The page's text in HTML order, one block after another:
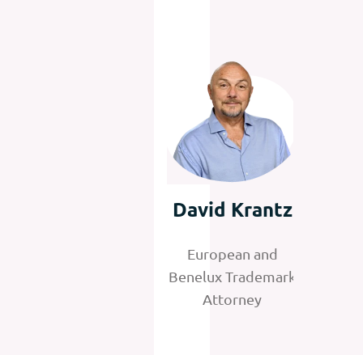
David Krantz
European and
Benelux Trademark
Attorney